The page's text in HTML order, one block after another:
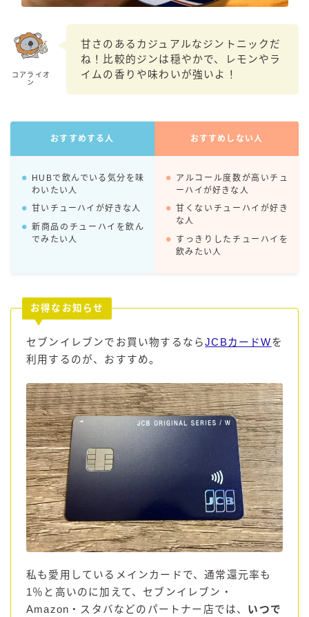
三ツ星グレフルサワー
99.99（フォーナイン）
レモン・ザ・リッチ
男梅サワー
焼酎ハイボール
タカラCANチューハイ
宝焼酎のお茶割りシリーズ
寶「丸おろし」
すみか
コカ・コーラ
檸檬堂
オリオンビール
WATTA
natura WATTA
ちゅらWATTA
合同酒精
その他メーカー
素滴しぼり
お得情報
Amazon
コアライオ
ン
甘さのあるカジュアルなジントニックだ
ね！比較的ジンは穏やかで、レモンやラ
イムの香りや味わいが強いよ！
おすすめする人 おすすめしない人
HUBで飲んでいる気分を味
わいたい人
甘いチューハイが好きな人
新商品のチューハイを飲ん
でみたい人
アルコール度数が高いチュ
ーハイが好きな人
甘くないチューハイが好き
な人
すっきりしたチューハイを
飲みたい人
お得なお知らせ
セブンイレブンでお買い物するならJCBカードWを
利用するのが、おすすめ。
私も愛用しているメインカードで、通常還元率も
1％と高いのに加えて、セブンイレブン・
Amazon・スタバなどのパートナー店では、 いつで